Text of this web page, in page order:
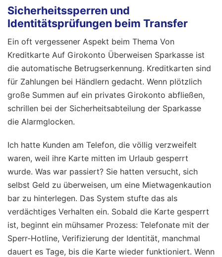
Sicherheitssperren und
Identitätsprüfungen beim Transfer
Ein oft vergessener Aspekt beim Thema Von
Kreditkarte Auf Girokonto Überweisen Sparkasse ist
die automatische Betrugserkennung. Kreditkarten sind
für Zahlungen bei Händlern gedacht. Wenn plötzlich
große Summen auf ein privates Girokonto abfließen,
schrillen bei der Sicherheitsabteilung der Sparkasse
die Alarmglocken.
Ich hatte Kunden am Telefon, die völlig verzweifelt
waren, weil ihre Karte mitten im Urlaub gesperrt
wurde. Was war passiert? Sie hatten versucht, sich
selbst Geld zu überweisen, um eine Mietwagenkaution
bar zu hinterlegen. Das System stufte das als
verdächtiges Verhalten ein. Sobald die Karte gesperrt
ist, beginnt ein mühsamer Prozess: Telefonate mit der
Sperr-Hotline, Verifizierung der Identität, manchmal
dauert es Tage, bis die Karte wieder funktioniert. Wenn